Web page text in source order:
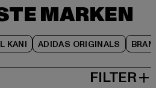
MARKEN
KANI ADIDAS ORIGINALS
FILTER